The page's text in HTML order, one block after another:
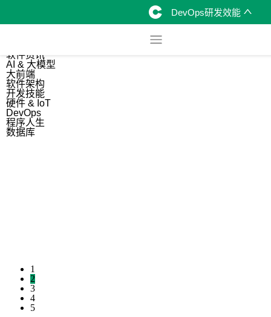
DevOps研发效能
软件资讯
AI & 大模型
大前端
软件架构
开发技能
硬件 & IoT
DevOps
程序人生
数据库
1
2
3
4
5